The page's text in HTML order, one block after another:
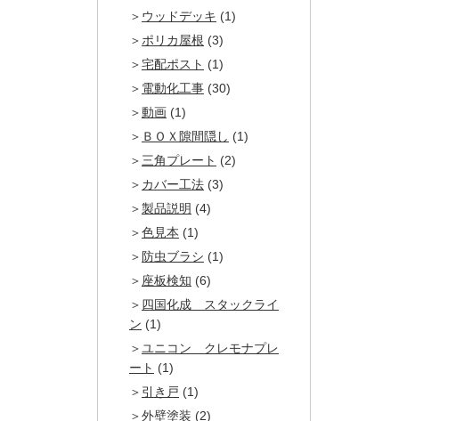
ウッドデッキ (1)
ポリカ屋根 (3)
宅配ポスト (1)
電動化工事 (30)
動画 (1)
ＢＯＸ隙間隠し (1)
三角プレート (2)
カバー工法 (3)
製品説明 (4)
色見本 (1)
防虫ブラシ (1)
座板検知 (6)
四国化成 スタックライ
ン (1)
ユニコン クレモナプレ
ート (1)
引き戸 (1)
外壁塗装 (2)